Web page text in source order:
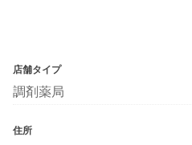
店舗タイプ
調剤薬局
住所